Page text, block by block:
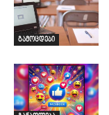
გამოცდები